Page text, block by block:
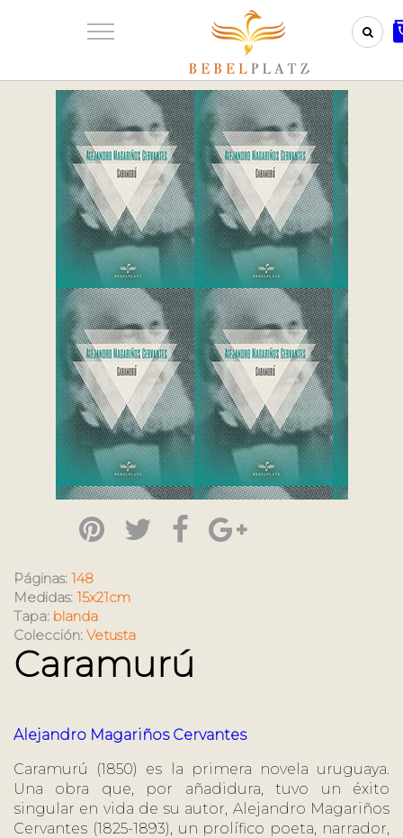
Páginas: 148
Medidas: 15x21cm
Tapa: blanda
Colección: Vetusta
Caramurú
Alejandro Magariños Cervantes
Caramurú (1850) es la primera novela uruguaya.
Una obra que, por añadidura, tuvo un éxito
singular en vida de su autor, Alejandro Magariños
Cervantes (1825-1893), un prolífico poeta, narrador,